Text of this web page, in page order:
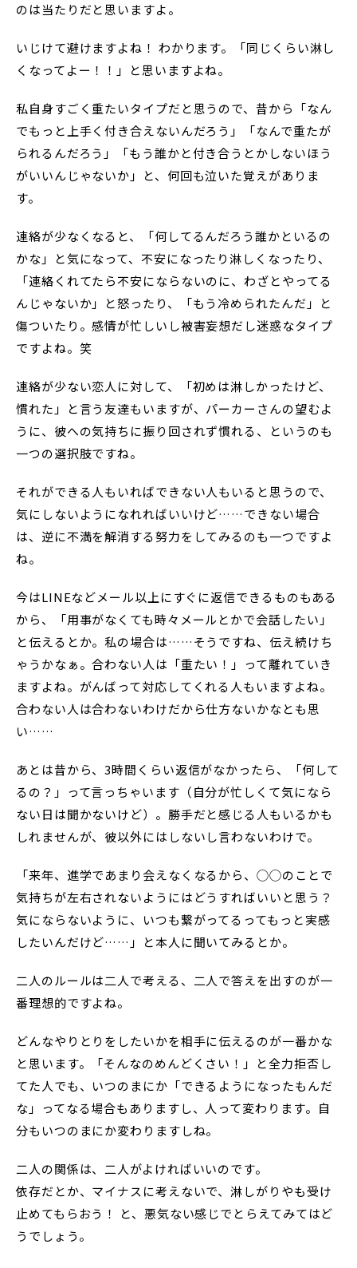
のは当たりだと思いますよ。
いじけて避けますよね！ わかります。「同じくらい淋し
くなってよー！！」と思いますよね。
私自身すごく重たいタイプだと思うので、昔から「なん
でもっと上手く付き合えないんだろう」「なんで重たが
られるんだろう」「もう誰かと付き合うとかしないほう
がいいんじゃないか」と、何回も泣いた覚えがありま
す。
連絡が少なくなると、「何してるんだろう誰かといるの
かな」と気になって、不安になったり淋しくなったり、
「連絡くれてたら不安にならないのに、わざとやってる
んじゃないか」と怒ったり、「もう冷められたんだ」と
傷ついたり。感情が忙しいし被害妄想だし迷惑なタイプ
ですよね。笑
連絡が少ない恋人に対して、「初めは淋しかったけど、
慣れた」と言う友達もいますが、パーカーさんの望むよ
うに、彼への気持ちに振り回されず慣れる、というのも
一つの選択肢ですね。
それができる人もいればできない人もいると思うので、
気にしないようになれればいいけど……できない場合
は、逆に不満を解消する努力をしてみるのも一つですよ
ね。
今はLINEなどメール以上にすぐに返信できるものもある
から、「用事がなくても時々メールとかで会話したい」
と伝えるとか。私の場合は……そうですね、伝え続けち
ゃうかなぁ。合わない人は「重たい！」って離れていき
ますよね。がんばって対応してくれる人もいますよね。
合わない人は合わないわけだから仕方ないかなとも思
い……
あとは昔から、3時間くらい返信がなかったら、「何して
るの？」って言っちゃいます（自分が忙しくて気になら
ない日は聞かないけど）。勝手だと感じる人もいるかも
しれませんが、彼以外にはしないし言わないわけで。
「来年、進学であまり会えなくなるから、◯◯のことで
気持ちが左右されないようにはどうすればいいと思う？
気にならないように、いつも繋がってるってもっと実感
したいんだけど……」と本人に聞いてみるとか。
二人のルールは二人で考える、二人で答えを出すのが一
番理想的ですよね。
どんなやりとりをしたいかを相手に伝えるのが一番かな
と思います。「そんなのめんどくさい！」と全力拒否し
てた人でも、いつのまにか「できるようになったもんだ
な」ってなる場合もありますし、人って変わります。自
分もいつのまにか変わりますしね。
二人の関係は、二人がよければいいのです。
依存だとか、マイナスに考えないで、淋しがりやも受け
止めてもらおう！ と、悪気ない感じでとらえてみてはど
うでしょう。